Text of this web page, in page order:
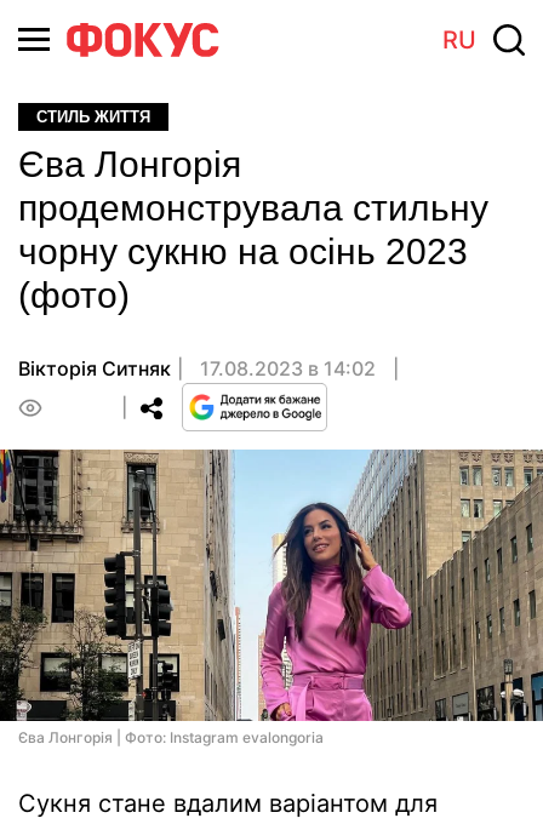
RU
СТИЛЬ ЖИТТЯ
Єва Лонгорія
продемонструвала стильну
чорну сукню на осінь 2023
(фото)
Вікторія Ситняк
17.08.2023 в 14:02
Єва Лонгорія | Фото: Instagram evalongoria
Сукня стане вдалим варіантом для